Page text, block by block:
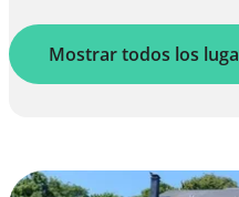
Mostrar todos los